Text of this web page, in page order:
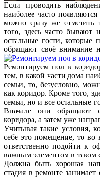
Если проводить
наиболее часто
можно сразу же отметить
того, здесь часто бывают
остальные гости, которые
обращают своё внимание
Ремонтируем пол в
тем, в какой части дома
семьи, то, безусловно,
как коридор. Кроме того,
семьи, но и все остальные
Вначале они обращают
коридора, а затем уже
Учитывая такие условия,
себе это помещение, то во
ответственно подойти к
важным элементом в таком
Должна быть хорошая
стадия в ремонте